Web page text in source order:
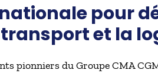
pour
et la
pionniers du Groupe CMA